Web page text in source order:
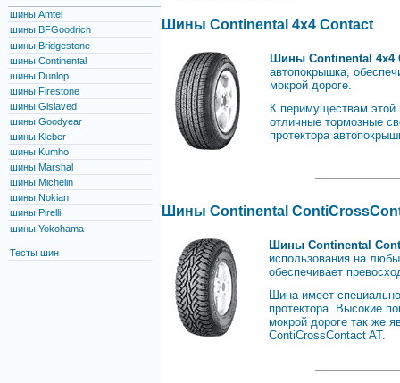
шины Amtel
шины BFGoodrich
шины Bridgestone
шины Continental
шины Dunlop
шины Firestone
шины Gislaved
шины Goodyear
шины Kleber
шины Kumho
шины Marshal
шины Michelin
шины Nokian
шины Pirelli
шины Yokohama
Тесты шин
Шины Continental 4x4 Contact
Шины Continental 4x4
автопокрышка,
мокрой дороге.
К перимуществам этой
отличные тормозные
протектора
Шины Continental
Шины Continental
использования на
обеспечивает
Шина имеет
протектора. Высокие
мокрой дороге так же
ContiCrossContact AT.